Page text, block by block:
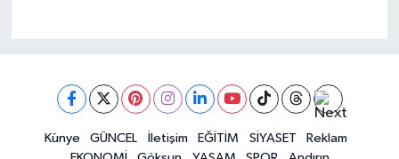
Künye GÜNCEL İletişim EĞİTİM SİYASET
Reklam